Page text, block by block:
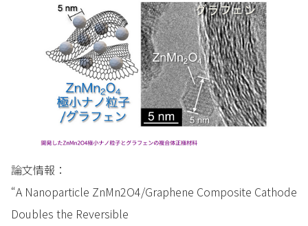
論文情報：
“A Nanoparticle ZnMn2O4/Graphene Composite Cathode
Doubles the Reversible